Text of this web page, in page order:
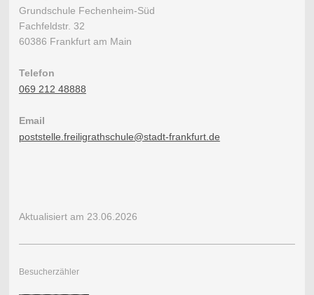
Grundschule Fechenheim-Süd
Fachfeldstr. 32
60386 Frankfurt am Main
Telefon
069 212 48888
Email
poststelle.freiligrathschule@stadt-frankfurt.de
Aktualisiert am 23.06.2026
Besucherzähler